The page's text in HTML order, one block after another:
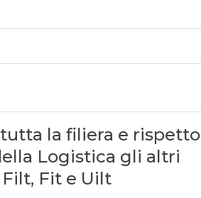
la filiera e rispetto
Logistica gli altri
Fit e Uilt